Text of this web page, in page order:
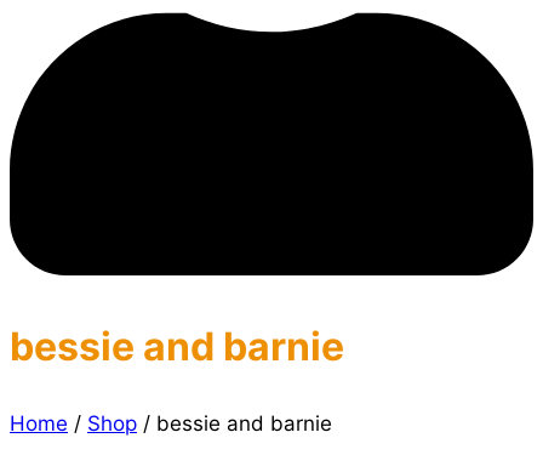
bessie and barnie
Home / Shop / bessie and barnie